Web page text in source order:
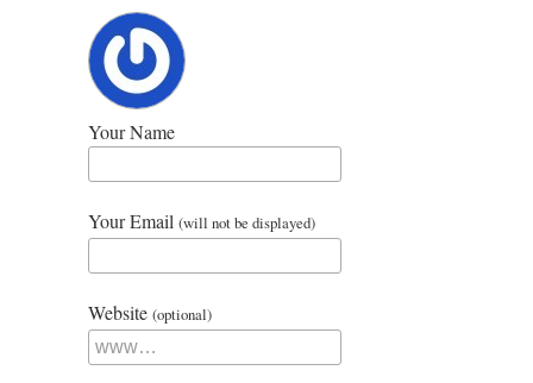
Your Name
Your Email (will not be displayed)
Website (optional)